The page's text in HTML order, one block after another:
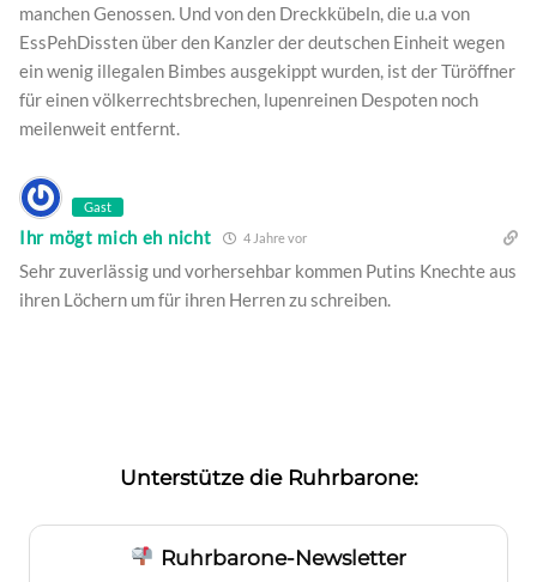
manchen Genossen. Und von den Dreckkübeln, die u.a von
EssPehDissten über den Kanzler der deutschen Einheit wegen
ein wenig illegalen Bimbes ausgekippt wurden, ist der Türöffner
für einen völkerrechtsbrechen, lupenreinen Despoten noch
meilenweit entfernt.
Gast
Ihr mögt mich eh nicht 4 Jahre vor
Sehr zuverlässig und vorhersehbar kommen Putins Knechte aus
ihren Löchern um für ihren Herren zu schreiben.
Unterstütze die Ruhrbarone:
Ruhrbarone-Newsletter